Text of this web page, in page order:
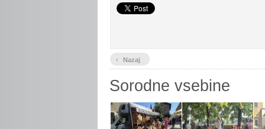
‹ Nazaj
Sorodne vsebine